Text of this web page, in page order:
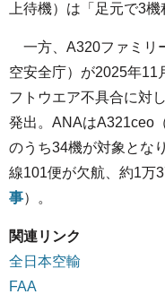
上待機）は「足元で3
一方、A320ファミリ
空安全庁）が2025年11
フトウエア不具合に対
発出。ANAはA321ceo
のうち34機が対象とな
線101便が欠航、約1万
事）。
関連リンク
全日本空輸
FAA